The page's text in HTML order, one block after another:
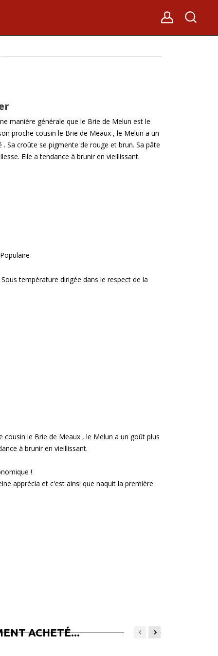
manière générale que le Brie de Melun est le
proche cousin le Brie de Meaux , le Melun a un
Sa croûte se pigmente de rouge et brun. Sa pâte
Elle a tendance à brunir en vieillissant.
température dirigée dans le respect de la
le Brie de Meaux , le Melun a un goût plus
à brunir en vieillissant.
!
apprécia et c'est ainsi que naquit la première
ACHETÉ...